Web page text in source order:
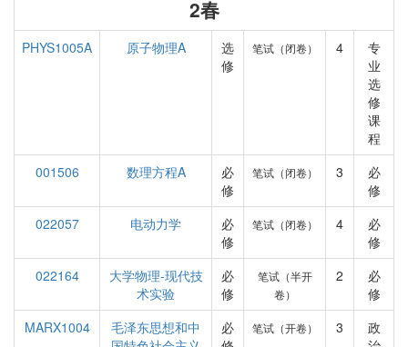
2春
PHYS1005A 原子物理A
选
修
笔试（闭卷） 4
专
业
选
修
课
程
001506
数理方程A
必
修
笔试（闭卷） 3
必
修
022057
电动力学
必
修
笔试（闭卷） 4
必
修
022164
大学物理-现代技
术实验
必
修
笔试（半开
卷）
2
必
修
MARX1004
毛泽东思想和中
必
笔试（开卷） 3
政